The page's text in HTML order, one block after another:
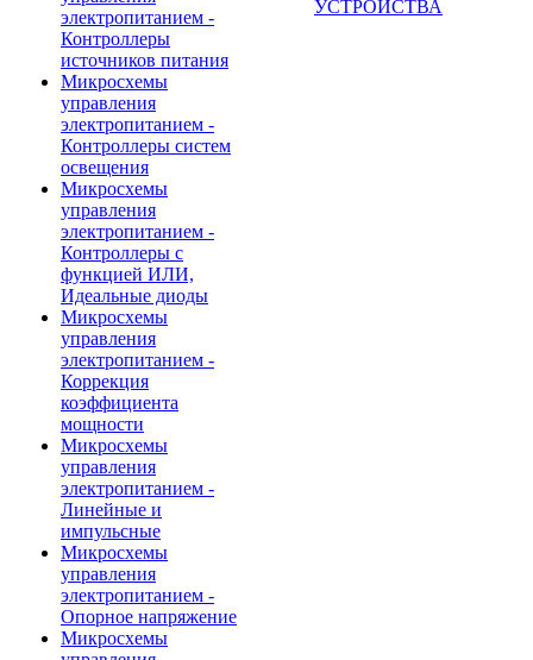
электропитанием -
Контроллеры
источников питания
Микросхемы
управления
электропитанием -
Контроллеры систем
освещения
Микросхемы
управления
электропитанием -
Контроллеры с
функцией ИЛИ,
Идеальные диоды
Микросхемы
управления
электропитанием -
Коррекция
коэффициента
мощности
Микросхемы
управления
электропитанием -
Линейные и
импульсные
Микросхемы
управления
электропитанием -
Опорное напряжение
Микросхемы
УСТРОЙСТВА